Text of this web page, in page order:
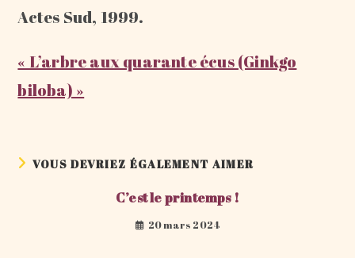
Actes Sud, 1999.
« L’arbre aux quarante écus (Ginkgo
biloba) »
VOUS DEVRIEZ ÉGALEMENT AIMER
C’est le printemps !
20 mars 2024